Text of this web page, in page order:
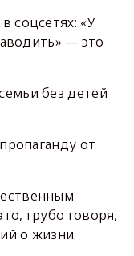
соцсетях: «У
— это
без детей
от
грубо говоря,
о жизни.